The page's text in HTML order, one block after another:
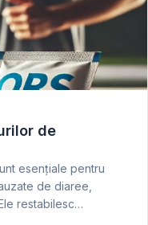
de
esențiale pentru
de diaree,
restabilesc…